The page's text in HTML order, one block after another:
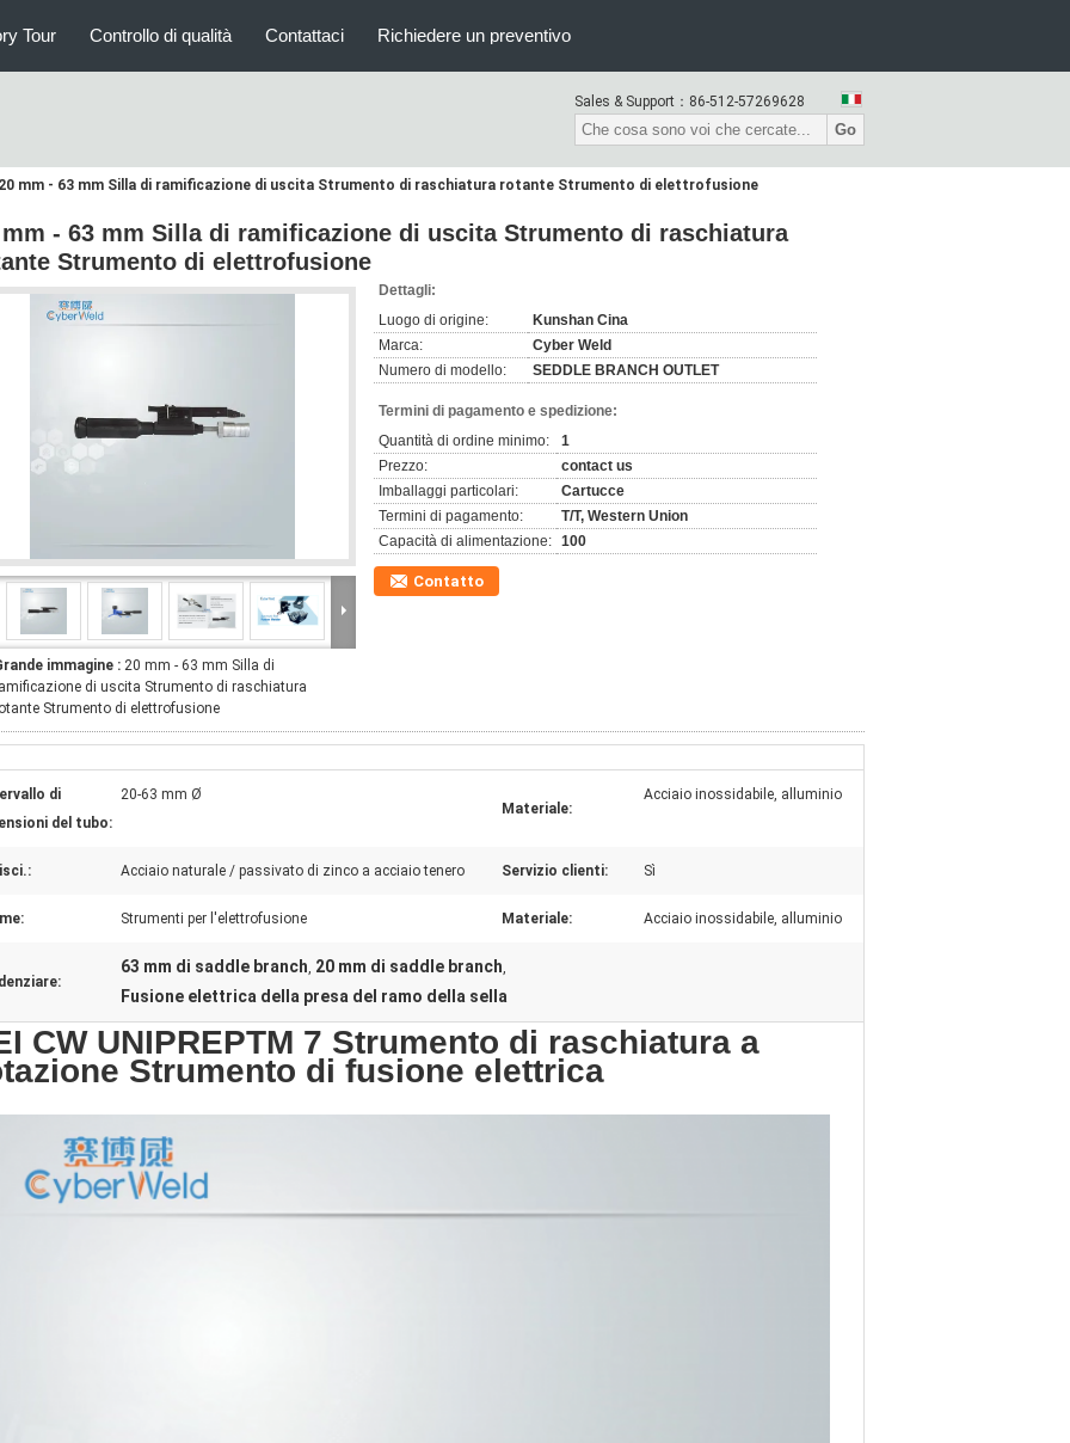
Tour Controllo di qualità Contattaci Richiedere un preventivo
Sales & Support： 86-512-57269628
Go
mm - 63 mm Silla di ramificazione di uscita Strumento di raschiatura rotante Strumento di elettrofusione
mm - 63 mm Silla di ramificazione di uscita Strumento di raschiatura
Strumento di elettrofusione
immagine : 20 mm - 63 mm Silla di
di uscita Strumento di raschiatura
Strumento di elettrofusione
Dettagli:
Luogo di origine:
Kunshan Cina
Marca:
Cyber Weld
Numero di modello:
SEDDLE BRANCH OUTLET
Termini di pagamento e spedizione:
Quantità di ordine minimo:
1
Prezzo:
contact us
Imballaggi particolari:
Cartucce
Termini di pagamento:
T/T, Western Union
Capacità di alimentazione: 100
Contatto
di
del tubo:
20-63 mm Ø
Materiale:
Acciaio inossidabile, alluminio
Acciaio naturale / passivato di zinco a acciaio tenero Servizio clienti: Sì
Strumenti per l'elettrofusione Materiale: Acciaio inossidabile, alluminio
63 mm di saddle branch, 20 mm di saddle branch,
Fusione elettrica della presa del ramo della sella
CW UNIPREPTM 7 Strumento di raschiatura a
Strumento di fusione elettrica